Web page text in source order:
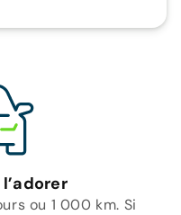
ou 1 000 km. Si